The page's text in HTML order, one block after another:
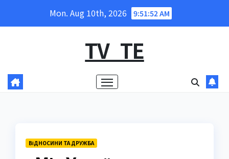
Mon. Aug 10th, 2026 9:51:53 AM
TV_TE
ВІДНОСИНИ ТА ДРУЖБА